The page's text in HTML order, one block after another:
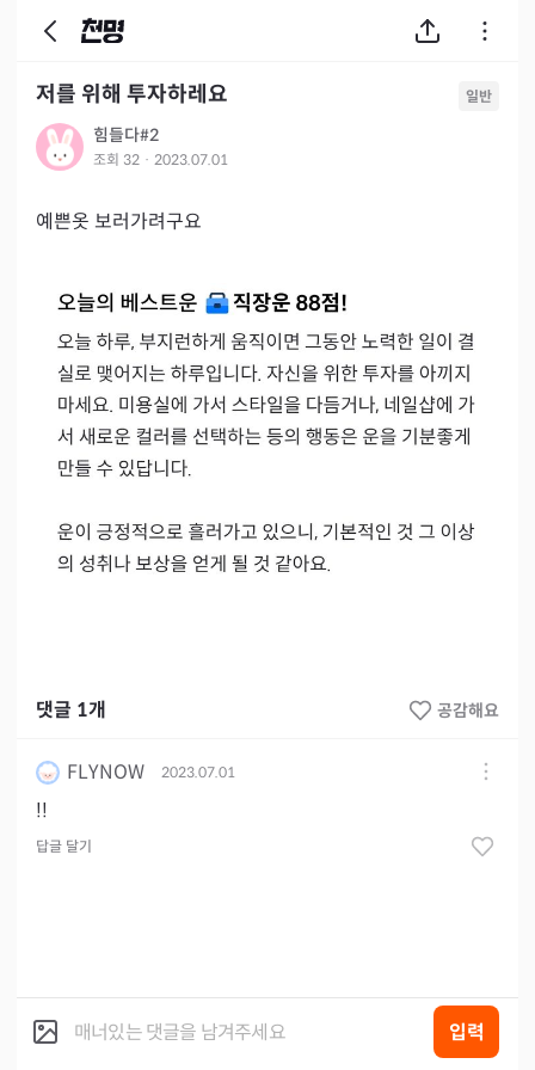
저를 위해 투자하레요 일반
힘들다#2
조회 32 · 2023.07.01
예쁜옷 보러가려구요
댓글 1개 공감해요
FLYNOW 2023.07.01
!!
답글 달기
입력